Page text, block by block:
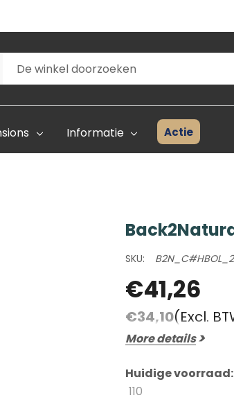
Informatie
Beoordelingen En Getuigenissen
Actie
SKU:
€41,26
€34,10(Excl.
More details
Huidige voorraad:
110